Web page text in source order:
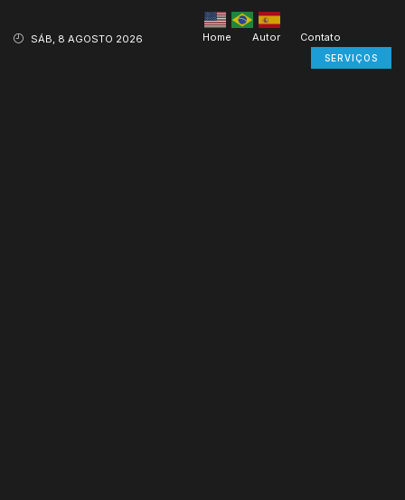
SÁB, 8 AGOSTO 2026 Home Autor Contato
SERVIÇOS